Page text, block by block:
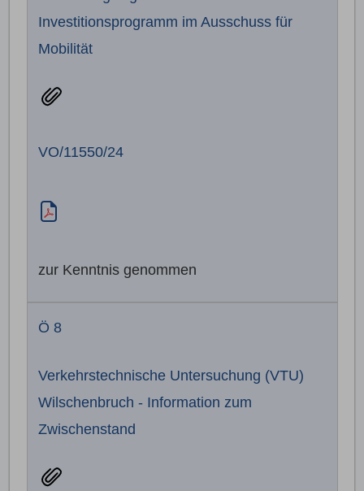
Investitionsprogramm im Ausschuss für
Mobilität
VO/11550/24
zur Kenntnis genommen
Ö 8
Verkehrstechnische Untersuchung (VTU)
Wilschenbruch - Information zum
Zwischenstand